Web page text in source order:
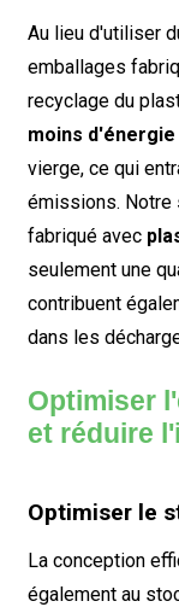
Au lieu d'utiliser
emballages
recyclage du
moins d'énergie
vierge, ce qui
émissions. Notre
fabriqué avec
seulement une
contribuent
dans les
Optimiser
et réduire
Optimiser le
La conception
également au